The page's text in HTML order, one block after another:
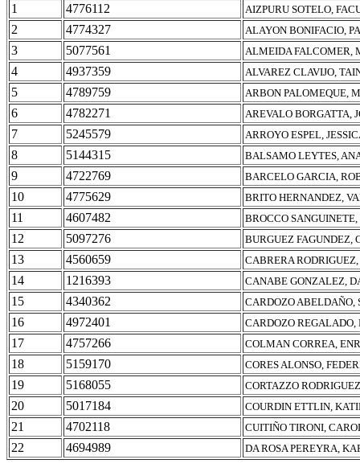
1
4776112 AIZPURU SOTELO,
2 4774327 ALAYON BONIFACIO,
3 5077561 ALMEIDA FALCOMER,
4 4937359 ALVAREZ CLAVIJO,
5 4789759 ARBON PALOMEQUE,
6 4782271 AREVALO BORGATTA,
7 5245579 ARROYO ESPEL,
8 5144315 BALSAMO LEYTES,
9 4722769 BARCELO GARCIA,
10 4775629 BRITO HERNANDEZ,
11 4607482 BROCCO
12 5097276 BURGUEZ FAGUNDEZ,
13 4560659 CABRERA
14 1216393 CANABE GONZALEZ,
15 4340362 CARDOZO ABELDAÑO,
16 4972401 CARDOZO
17 4757266 COLMAN CORREA,
18 5159170 CORES ALONSO,
19 5168055 CORTAZZO
20 5017184 COURDIN ETTLIN,
21 4702118 CUITIÑO TIRONI,
22 4694989 DA ROSA PEREYRA,